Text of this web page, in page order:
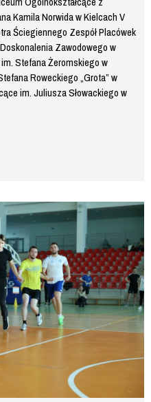
Kamila Norwida w Kielcach V
Ściegiennego Zespół Placówek
Zawodowego w
Stefana Żeromskiego w
Roweckiego „Grota” w
im. Juliusza Słowackiego w